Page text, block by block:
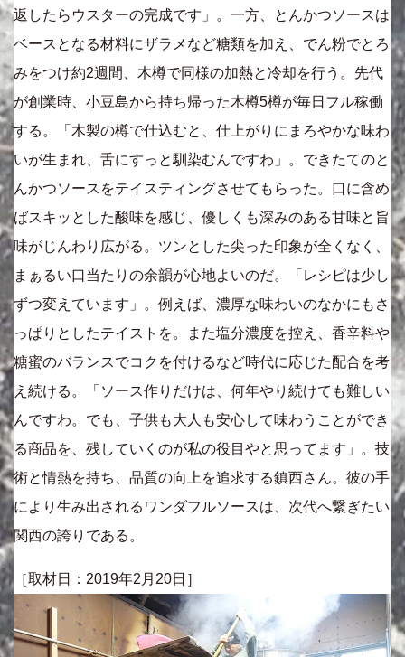
返したらウスターの完成です」。一方、とんかつソースは
ベースとなる材料にザラメなど糖類を加え、でん粉でとろ
みをつけ約2週間、木樽で同様の加熱と冷却を行う。先代
が創業時、小豆島から持ち帰った木樽5樽が毎日フル稼働
する。「木製の樽で仕込むと、仕上がりにまろやかな味わ
いが生まれ、舌にすっと馴染むんですわ」。できたてのと
んかつソースをテイスティングさせてもらった。口に含め
ばスキッとした酸味を感じ、優しくも深みのある甘味と旨
味がじんわり広がる。ツンとした尖った印象が全くなく、
まぁるい口当たりの余韻が心地よいのだ。「レシピは少し
ずつ変えています」。例えば、濃厚な味わいのなかにもさ
っぱりとしたテイストを。また塩分濃度を控え、香辛料や
糖蜜のバランスでコクを付けるなど時代に応じた配合を考
え続ける。「ソース作りだけは、何年やり続けても難しい
んですわ。でも、子供も大人も安心して味わうことができ
る商品を、残していくのが私の役目やと思ってます」。技
術と情熱を持ち、品質の向上を追求する鎮西さん。彼の手
により生み出されるワンダフルソースは、次代へ繋ぎたい
関西の誇りである。
［取材日：2019年2月20日］